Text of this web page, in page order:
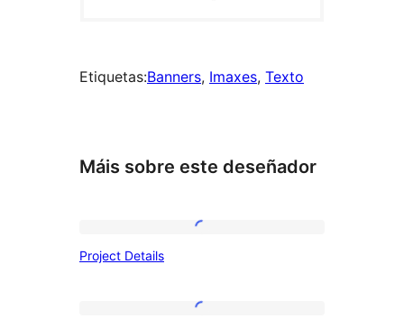
Etiquetas:Banners, Imaxes, Texto
Máis sobre este deseñador
Project Details